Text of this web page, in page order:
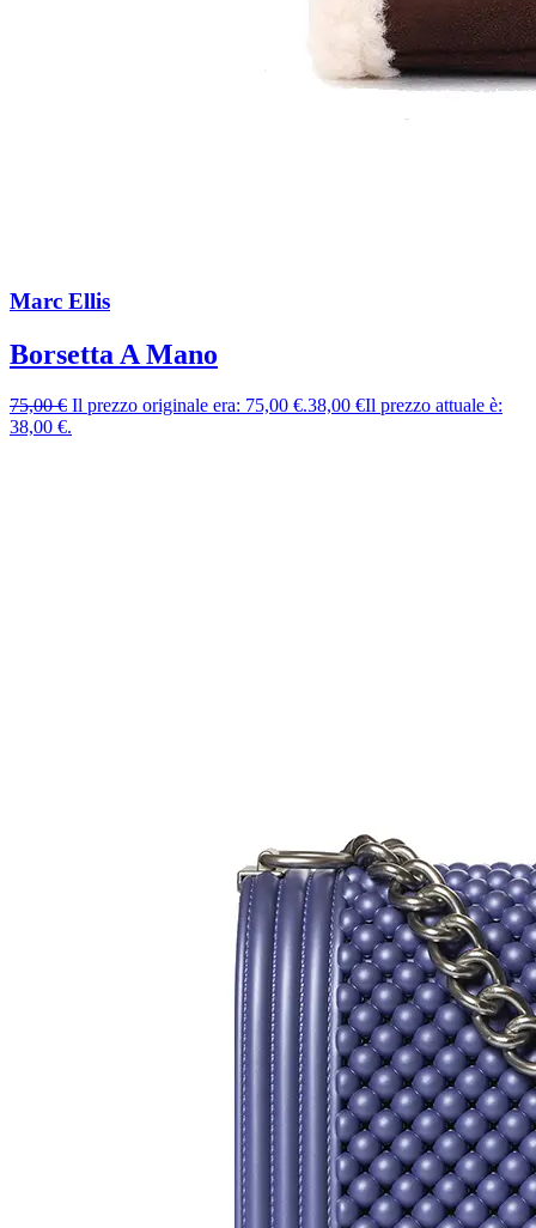
Marc Ellis
Borsetta A Mano
75,00€ Il prezzo originale era: 75,00 €.38,00 €Il prezzo attuale è:
38,00 €.